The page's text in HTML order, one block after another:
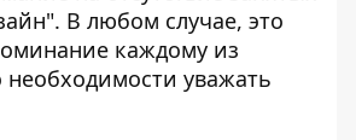
В любом случае, это
каждому из
необходимости уважать